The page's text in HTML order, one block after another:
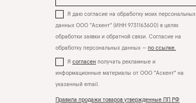
Я даю согласие на обработку моих персональных
данных ООО "Аскент" (ИНН 9731163600) в целях
обработки заявки и обратной связи. Согласие на
обработку персональных данных — по ссылке.
Я согласен получать рекламные и
информационные материалы от ООО "Аскент" на
указанный email.
Правила продажи товаров утвержденные ПП РФ